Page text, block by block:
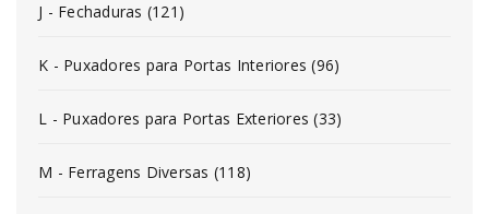
J - Fechaduras (121)
K - Puxadores para Portas Interiores (96)
L - Puxadores para Portas Exteriores (33)
M - Ferragens Diversas (118)